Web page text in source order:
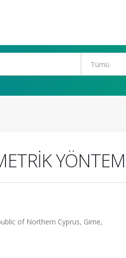
of Northern Cyprus, Girne,